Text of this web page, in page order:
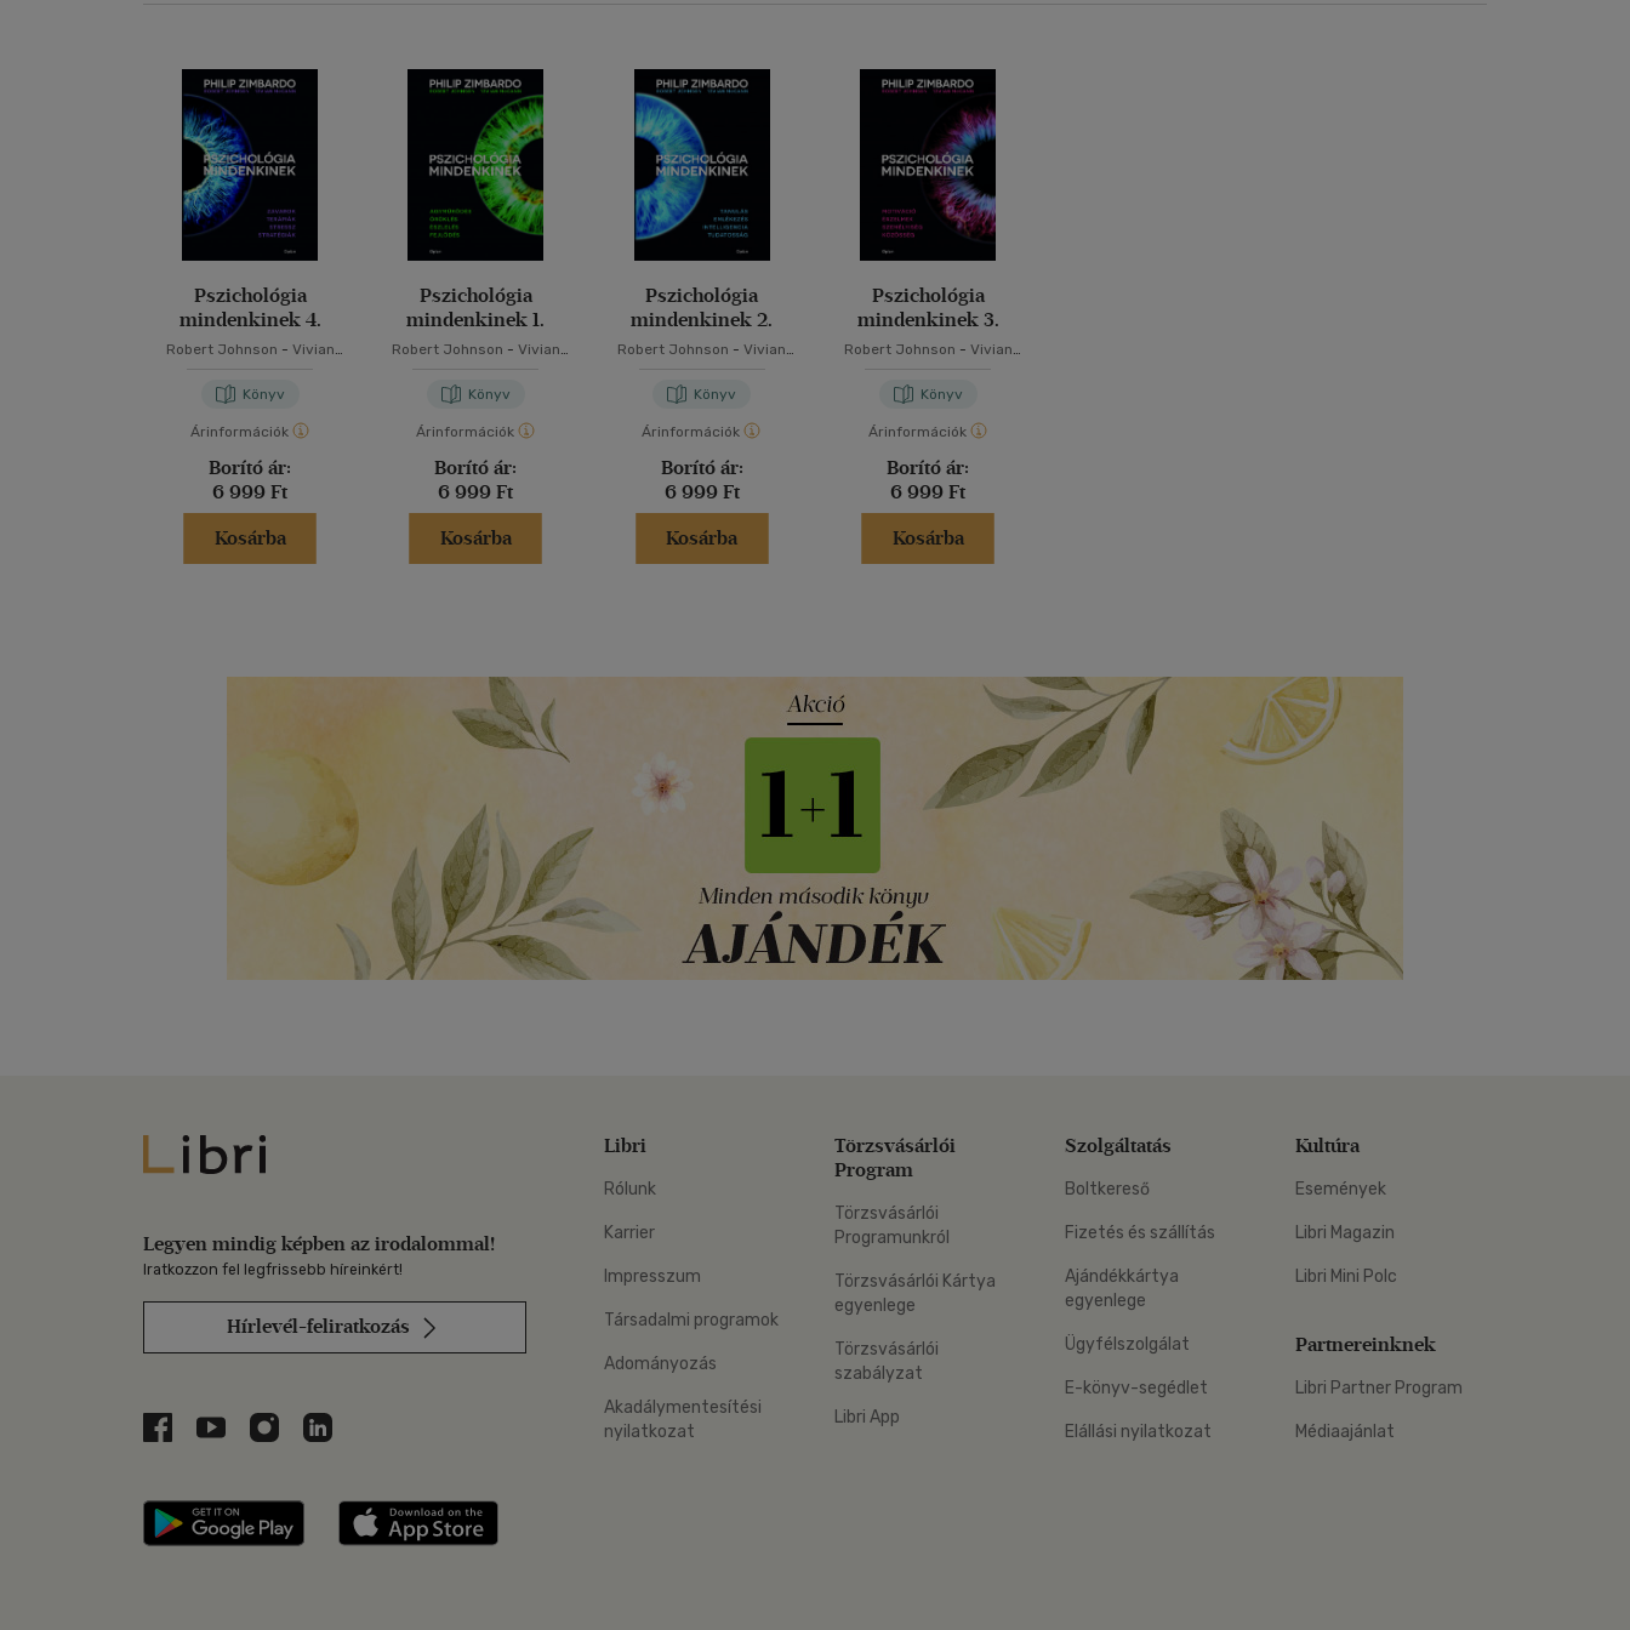
Pszichológia
mindenkinek 4.
Robert Johnson - Vivian
Könyv
Árinformációk
Borító ár:
6 999 Ft
Kosárba
Pszichológia
mindenkinek 1.
Robert Johnson - Vivian
Könyv
Árinformációk
Borító ár:
6 999 Ft
Kosárba
Pszichológia
mindenkinek 2.
Robert Johnson -Vivian
Könyv
Árinformációk
Borító ár:
6 999 Ft
Kosárba
Pszichológia
mindenkinek 3.
Robert Johnson - Vivian
Könyv
Árinformációk
Borító ár:
6 999 Ft
Kosárba
Libri
Legyen mindig képben az irodalommal!
Iratkozzon fel legfrissebb híreinkért!
Hírlevél-feliratkozás
Libri a Facebookon
Libri a Youtube-on
Libri az Instagramon
Libri a LinkedInen
Libri applikáció Szerezd meg: Google Play
Libri
Rólunk
Karrier
Impresszum
Társadalmi programok
Adományozás
Akadálymentesítési
nyilatkozat
Törzsvásárlói
Program
Törzsvásárlói
Programunkról
Törzsvásárlói Kártya
egyenlege
Törzsvásárlói
szabályzat
Libri App
Szolgáltatás
Boltkereső
Fizetés és szállítás
Ajándékkártya
egyenlege
Ügyfélszolgálat
E-könyv-segédlet
Elállási nyilatkozat
Kultúra
Események
Libri Magazin
Libri Mini Polc
Partnereinknek
Libri Partner Program
Médiaajánlat